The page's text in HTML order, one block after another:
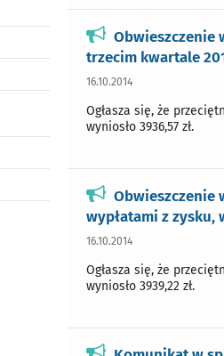
Obwieszczenie
trzecim kwartale
16.10.2014
Ogłasza się, że
wyniosło 3936,57 zł.
Obwieszczenie
wypłatami z zysku,
16.10.2014
Ogłasza się, że
wyniosło 3939,22 zł.